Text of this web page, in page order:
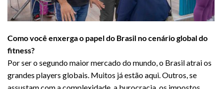
Como você enxerga o papel do Brasil no cenário global do
fitness?
Por ser o segundo maior mercado do mundo, o Brasil atrai os
grandes players globais. Muitos já estão aqui. Outros, se